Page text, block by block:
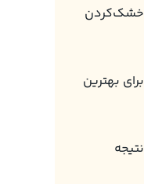
خشک‌کردن
برای بهترین
نتیجه